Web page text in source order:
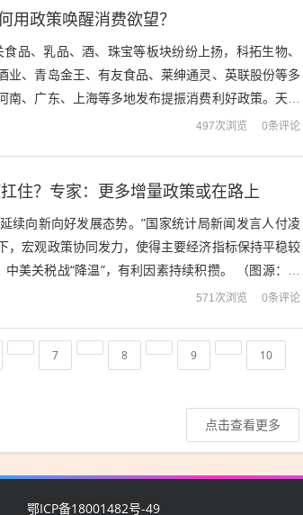
用政策唤醒消费欲望？
品、乳品、酒、珠宝等板块纷纷上扬，科拓生物、
业、青岛金王、有友食品、莱绅通灵、英联股份等多
南、广东、上海等多地发布提振消费利好政策。天风
从生存型消费转...
497次浏览 0条评论
住？专家：更多增量政策或在路上
续向新向好发展态势。”国家统计局新闻发言人付凌
，宏观政策协同发力，使得主要经济指标保持平稳较
美关税战“降温”，有利因素持续积攒。 （图源：图
，消费市...
571次浏览 0条评论
7 8 9 10
点击查看更多
鄂ICP备18001482号-49